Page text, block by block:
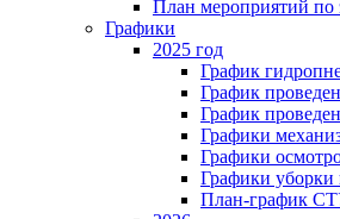
План мероприятий
Графики
2025 год
График
График
График
Графики
Графики
Графики уборки
План-график